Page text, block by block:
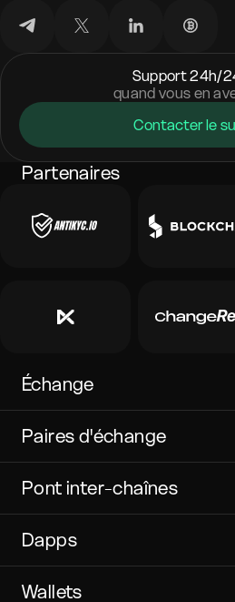
Support 24h/
quand vous en
Contacter le
Partenaires
Échange
Paires d'échange
Pont inter-chaînes
Dapps
Wallets